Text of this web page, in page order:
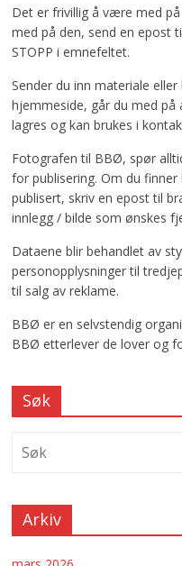
Det er frivillig å være med
med på den, send en epost
STOPP i emnefeltet.
Sender du inn materiale
hjemmeside, går du med
lagres og kan brukes i
Fotografen til BBØ, spør
for publisering. Om du
publisert, skriv en epost til
innlegg / bilde som ønskes
Dataene blir behandlet av
personopplysninger til
til salg av reklame.
BBØ er en selvstendig
BBØ etterlever de lover og
Søk
Arkiv